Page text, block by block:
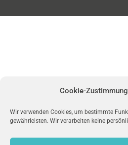
Cookie-
Wir verwenden Cookies, um bestimmte
gewährleisten. Wir verarbeiten keine